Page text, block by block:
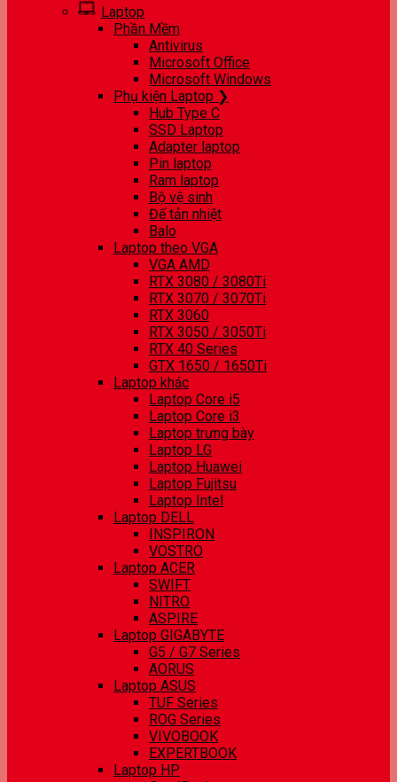
Laptop
Phần Mềm
Antivirus
Microsoft Office
Microsoft Windows
Phụ kiện Laptop ❯
Hub Type C
SSD Laptop
Adapter laptop
Pin laptop
Ram laptop
Bộ vệ sinh
Đế tản nhiệt
Balo
Laptop theo VGA
VGA AMD
RTX 3080 / 3080Ti
RTX 3070 / 3070Ti
RTX 3060
RTX 3050 / 3050Ti
RTX 40 Series
GTX 1650 / 1650Ti
Laptop khác
Laptop Core i5
Laptop Core i3
Laptop trưng bày
Laptop LG
Laptop Huawei
Laptop Fujitsu
Laptop Intel
Laptop DELL
INSPIRON
VOSTRO
Laptop ACER
SWIFT
NITRO
ASPIRE
Laptop GIGABYTE
G5 / G7 Series
AORUS
Laptop ASUS
TUF Series
ROG Series
VIVOBOOK
EXPERTBOOK
Laptop HP